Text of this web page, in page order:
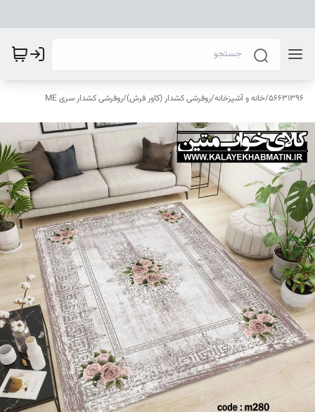
56631396
/خانه و آشپزخانه/روفرشی کشدار (کاور فرش)/روفرشی کشدار سری ME